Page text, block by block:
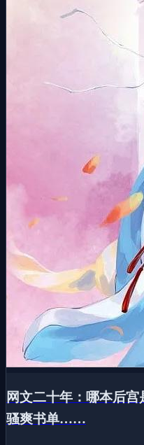
网文二十年：哪本后
骚爽书单……